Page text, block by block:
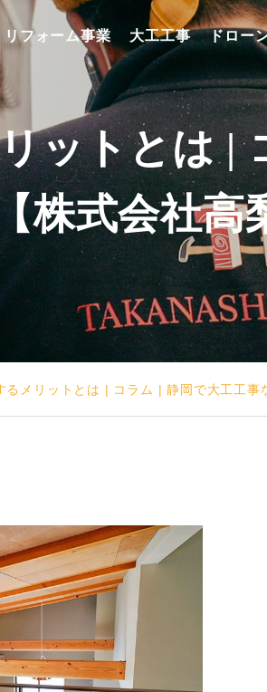
リフォーム事業 大工工事 ドロー
ットとは |
株式会社高
るメリットとは | コラム | 静岡で大工工事